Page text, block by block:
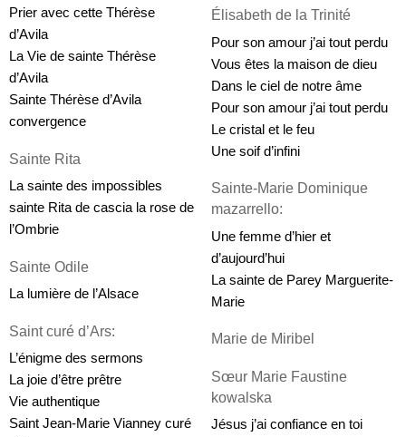
Prier avec cette Thérèse
d’Avila
La Vie de sainte Thérèse
d’Avila
Sainte Thérèse d’Avila
convergence
Sainte Rita
La sainte des impossibles
sainte Rita de cascia la rose de
l’Ombrie
Sainte Odile
La lumière de l’Alsace
Saint curé d’Ars:
L’énigme des sermons
La joie d’être prêtre
Vie authentique
Saint Jean-Marie Vianney curé
Élisabeth de la Trinité
Pour son amour j’ai tout perdu
Vous êtes la maison de dieu
Dans le ciel de notre âme
Pour son amour j’ai tout perdu
Le cristal et le feu
Une soif d’infini
Sainte-Marie Dominique
mazarrello:
Une femme d’hier et
d’aujourd’hui
La sainte de Parey Marguerite-
Marie
Marie de Miribel
Sœur Marie Faustine
kowalska
Jésus j’ai confiance en toi